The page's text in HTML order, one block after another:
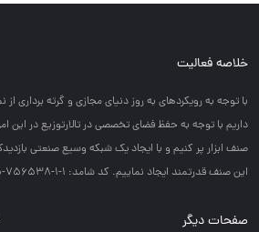
خلاصه فعالیت
با توجه به رويكردهاي به روز دنياي مجازي و گرته برداري
داريم با توجه به حفظ فضاي تخصصي در تالارتوزيع در اين
صنف ابزار پر كنيم و با ايجاد يك شبكه وسيع صنعتي
اين صنف قدرتمند ايجاد نماييم. کد شامد: 1-1-756538-65-0-2
صفحات دیگر